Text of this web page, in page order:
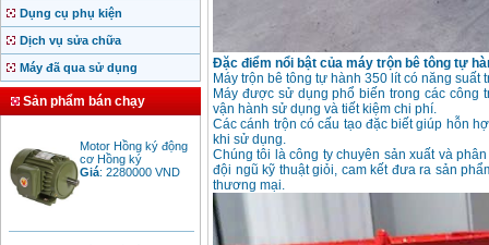
Dụng cụ phụ kiện
Dịch vụ sửa chữa
Máy đã qua sử dụng
Sản phẩm bán chạy
cơ Hồng ký
Giá:2280000 VND
Bảng giá động cơ
Đặc điểm nổi bật của máy trộn bê tông tự
Máy trộn bê tông tự hành 350 lít có năng suất
Máy được sử dụng phổ biến trong các
vận hành sử dụng và tiết kiệm chi phí.
Các cánh trộn có cấu tạo đặc biết giúp hỗn
khi sử dụng.
Chúng tôi là công ty chuyên sản xuất và
đội ngũ kỹ thuật giỏi, cam kết đưa ra sản
thương mại.